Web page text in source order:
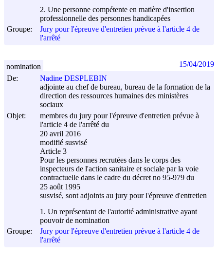
2. Une personne compétente en matière d'insertion
professionnelle des personnes handicapées
Groupe:
Jury pour l'épreuve d'entretien prévue à l'article 4 de
l'arrêté
De:
Nadine DESPLEBIN
adjointe au chef de bureau, bureau de la formation de la
direction des ressources humaines des ministères
sociaux
Objet:
membres du jury pour l'épreuve d'entretien prévue à
l'article 4 de l'arrêté du
20 avril 2016
modifié susvisé
Article 3
Pour les personnes recrutées dans le corps des
inspecteurs de l'action sanitaire et sociale par la voie
contractuelle dans le cadre du décret no 95-979 du
25 août 1995
susvisé, sont adjoints au jury pour l'épreuve d'entretien
1. Un représentant de l'autorité administrative ayant
pouvoir de nomination
Groupe:
Jury pour l'épreuve d'entretien prévue à l'article 4 de
l'arrêté
nomination 15/04/2019